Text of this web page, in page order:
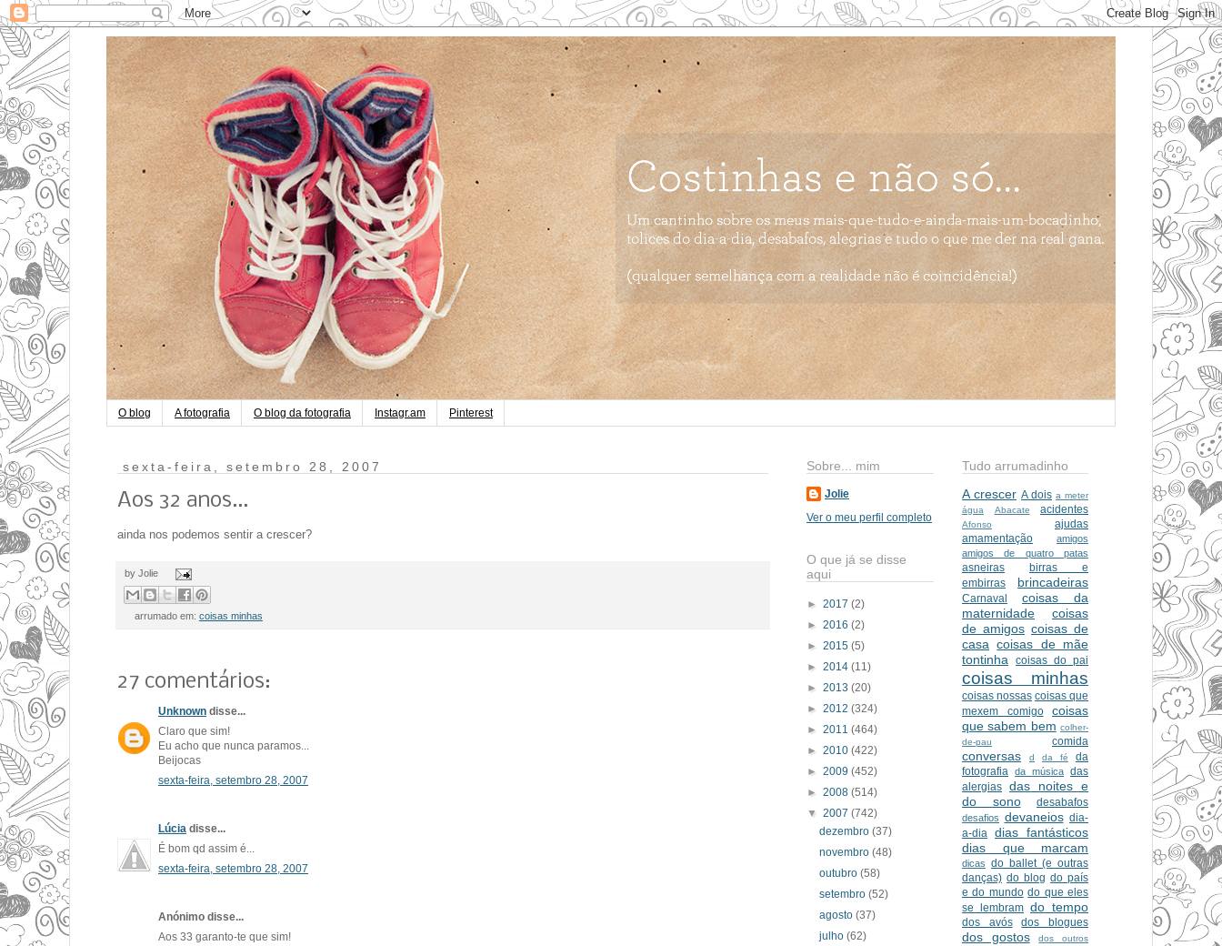
O blog A fotografia O blog da fotografia Instagr.am Pinterest
sexta-feira, setembro 28, 2007
Aos 32 anos...
ainda nos podemos sentir a crescer?
by Jolie
arrumado em: coisas minhas
27 comentários:
Unknown disse...
Claro que sim!
Eu acho que nunca paramos...
Beijocas
sexta-feira, setembro 28, 2007
Lúcia disse...
É bom qd assim é...
sexta-feira, setembro 28, 2007
Anónimo disse...
Aos 33 garanto-te que sim!
Sobre... mim
Jolie
Ver o meu perfil completo
O que já se disse
aqui
► 2017 (2)
► 2016 (2)
► 2015 (5)
► 2014 (11)
► 2013 (20)
► 2012 (324)
► 2011 (464)
► 2010 (422)
► 2009 (452)
► 2008 (514)
▼ 2007 (742)
dezembro(37)
novembro(48)
outubro(58)
setembro(52)
agosto(37)
julho(62)
Tudo arrumadinho
A crescer A dois a meter
água
Abacate acidentes
Afonso
ajudas
amamentação
amigos
amigos de quatro patas
asneiras
birras e
embirras
brincadeiras
Carnaval
coisas da
maternidade
coisas
de amigos coisas de
casa coisas de mãe
tontinha coisas do pai
coisas minhas
coisas nossas coisas que
mexem comigo
coisas
que sabem bem colher-
de-pau
comida
conversas d da fé
da
fotografia da música das
alergias das noites e
do sono
desabafos
desafios devaneios dia-
a-dia dias fantásticos
dias que marcam
dicas do ballet (e outras
danças) do blog do país
e do mundo do que eles
se lembram do tempo
dos avós dos blogues
dos gostos dos outros